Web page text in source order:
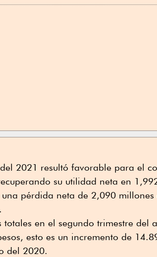
2021 resultó favorable para el
su utilidad neta en
pérdida neta de 2,090 millones
totales en el segundo trimestre del
esto es un incremento de
del 2020.